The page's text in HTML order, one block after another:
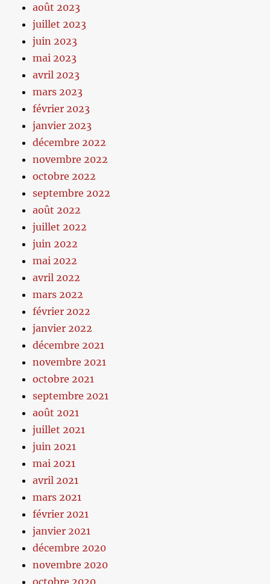
août 2023
juillet 2023
juin 2023
mai 2023
avril 2023
mars 2023
février 2023
janvier 2023
décembre 2022
novembre 2022
octobre 2022
septembre 2022
août 2022
juillet 2022
juin 2022
mai 2022
avril 2022
mars 2022
février 2022
janvier 2022
décembre 2021
novembre 2021
octobre 2021
septembre 2021
août 2021
juillet 2021
juin 2021
mai 2021
avril 2021
mars 2021
février 2021
janvier 2021
décembre 2020
novembre 2020
octobre 2020